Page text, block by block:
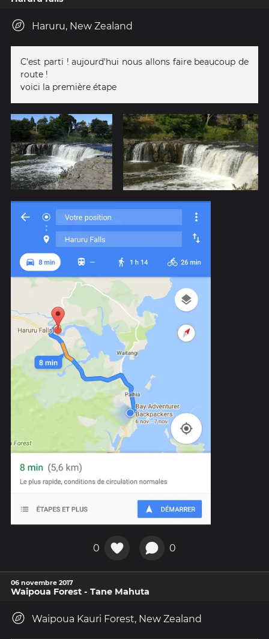
Haruru, New Zealand
C'est parti ! aujourd'hui nous allons faire beaucoup de
route !
voici la première étape
0 0
06 novembre 2017
Waipoua Forest - Tane Mahuta
Waipoua Kauri Forest, New Zealand